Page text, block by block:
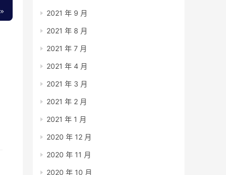
2021 年 9 月
2021 年 8 月
2021 年 7 月
2021 年 4 月
2021 年 3 月
2021 年 2 月
2021 年 1 月
2020 年 12 月
2020 年 11 月
2020 年 10 月